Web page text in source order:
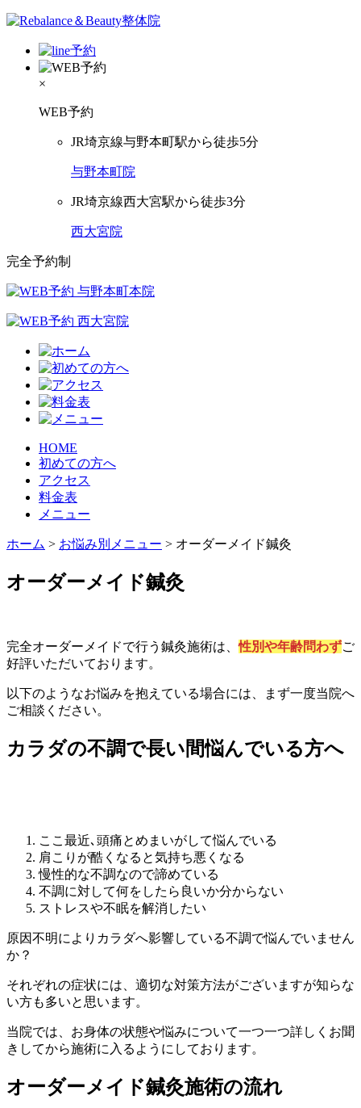
×
WEB予約
JR埼京線与野本町駅から徒歩5分
与野本町院
JR埼京線西大宮駅から徒歩3分
西大宮院
完全予約制
HOME
初めての方へ
アクセス
料金表
メニュー
ホーム > お悩み別メニュー > オーダーメイド鍼灸
オーダーメイド鍼灸
完全オーダーメイドで行う鍼灸施術は、性別や年齢問わずご
好評いただいております。
以下のようなお悩みを抱えている場合には、まず一度当院へ
ご相談ください。
カラダの不調で長い間悩んでいる方へ
ここ最近､頭痛とめまいがして悩んでいる
肩こりが酷くなると気持ち悪くなる
慢性的な不調なので諦めている
不調に対して何をしたら良いか分からない
ストレスや不眠を解消したい
原因不明によりカラダへ影響している不調で悩んでいません
か？
それぞれの症状には、適切な対策方法がございますが知らな
い方も多いと思います。
当院では、お身体の状態や悩みについて一つ一つ詳しくお聞
きしてから施術に入るようにしております。
オーダーメイド鍼灸施術の流れ